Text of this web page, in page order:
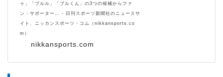
nikkansports.com
ャ」「ブルル」「ブルくん」の3つの候補からファ
ン・サポーター… - 日刊スポーツ新聞社のニュースサ
イト、ニッカンスポーツ・コム（nikkansports.co
m）